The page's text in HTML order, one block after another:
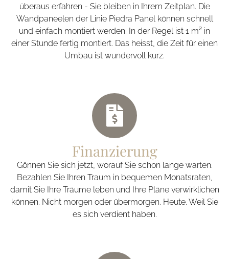
überaus erfahren - Sie bleiben in Ihrem Zeitplan. Die
Wandpaneelen der Linie Piedra Panel können schnell
und einfach montiert werden. In der Regel ist 1 m² in
einer Stunde fertig montiert. Das heisst, die Zeit für einen
Umbau ist wundervoll kurz.
Finanzierung
Gönnen Sie sich jetzt, worauf Sie schon lange warten.
Bezahlen Sie Ihren Traum in bequemen Monatsraten,
damit Sie Ihre Träume leben und Ihre Pläne verwirklichen
können. Nicht morgen oder übermorgen. Heute. Weil Sie
es sich verdient haben.